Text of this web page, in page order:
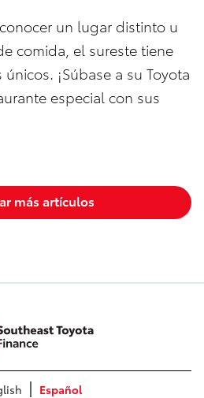
un lugar distinto u
comida, el sureste tiene
¡Súbase a su Toyota
especial con sus
más artículos
Español